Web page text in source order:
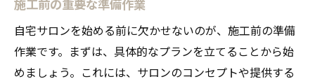
自宅サロンを始める前に欠かせないのが、施工前の準備
作業です。まずは、具体的なプランを立てることから始
めましょう。これには、サロンのコンセプトや提供する